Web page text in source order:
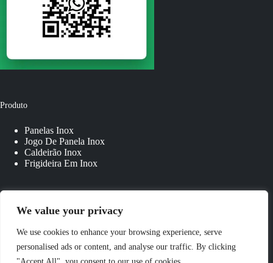
We value your privacy
We use cookies to enhance your browsing experience, serve
personalised ads or content, and analyse our traffic. By clicking
Produto
Panelas Inox
Jogo De Panela Inox
Caldeirão Inox
Frigideira Em Inox
Sobre Nós
Panelas Personalizadas